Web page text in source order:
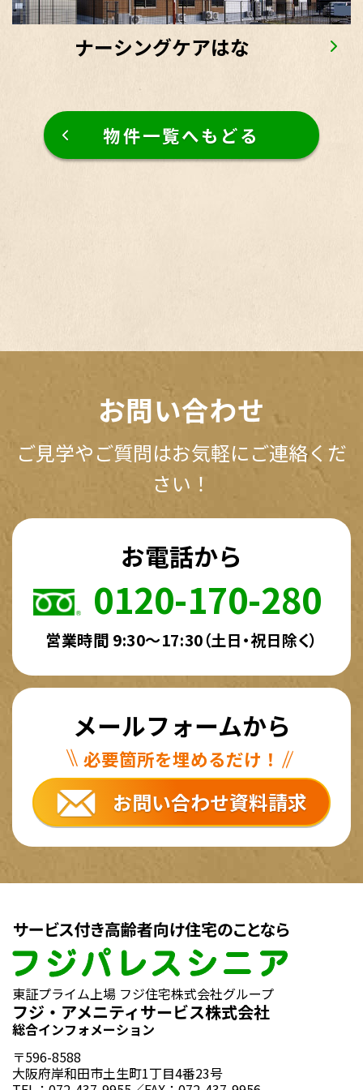
ナーシングケアはな
物件一覧へもどる
お問い合わせ
ご見学やご質問はお気軽にご連絡くだ
さい！
お電話から
0120-170-280
営業時間 9:30～17:30（土日・祝日除く）
メールフォームから
必要箇所を埋めるだけ！
お問い合わせ資料請求
東証プライム上場 フジ住宅株式会社グループ
フジ・アメニティサービス株式会社
総合インフォメーション
〒596-8588
大阪府岸和田市土生町1丁目4番23号